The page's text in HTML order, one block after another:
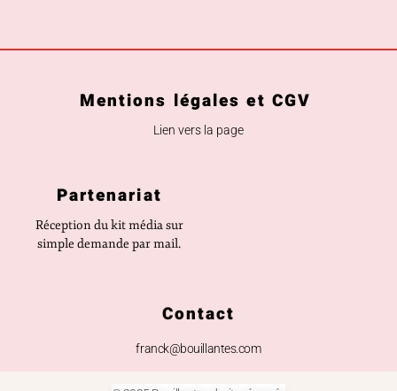
Mentions légales et CGV
Lien vers la page
Partenariat
Réception du kit média sur
simple demande par mail.
Contact
franck@bouillantes.com